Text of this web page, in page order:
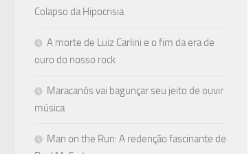
Colapso da Hipocrisia
A morte de Luiz Carlini e o fim da era de
ouro do nosso rock
Maracanós vai bagunçar seu jeito de ouvir
música
Man on the Run: A redenção fascinante de